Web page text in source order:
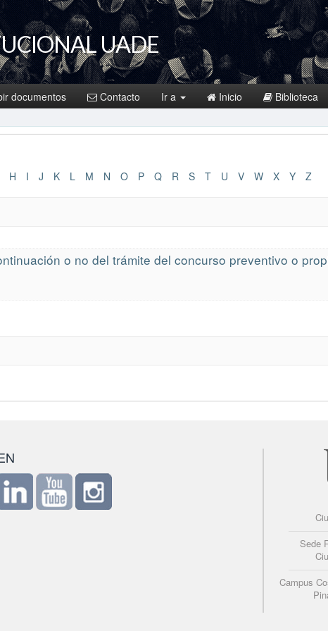
UADE
documentos Contacto Ir a Inicio Biblioteca
H I J K L M N O P Q R S T U V W X Y Z
o no del trámite del concurso preventivo o
Sede
Campus